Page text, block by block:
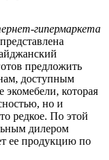
гипермаркета
предложить
доступным
которая
но и
редкое. По этой
дилером
ее продукцию по